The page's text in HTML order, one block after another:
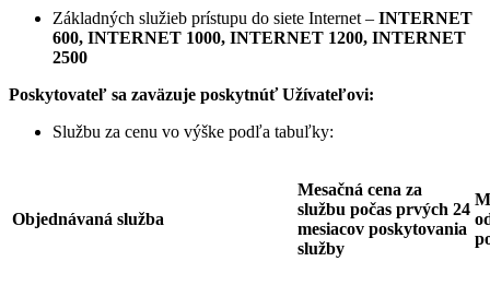
Základných služieb prístupu do siete Internet – INTERNET
600, INTERNET 1000, INTERNET 1200, INTERNET
2500
Poskytovateľ sa zaväzuje poskytnúť Užívateľovi:
Službu za cenu vo výške podľa tabuľky:
Objednávaná služba
Mesačná cena za
službu počas prvých 24
mesiacov poskytovania
služby